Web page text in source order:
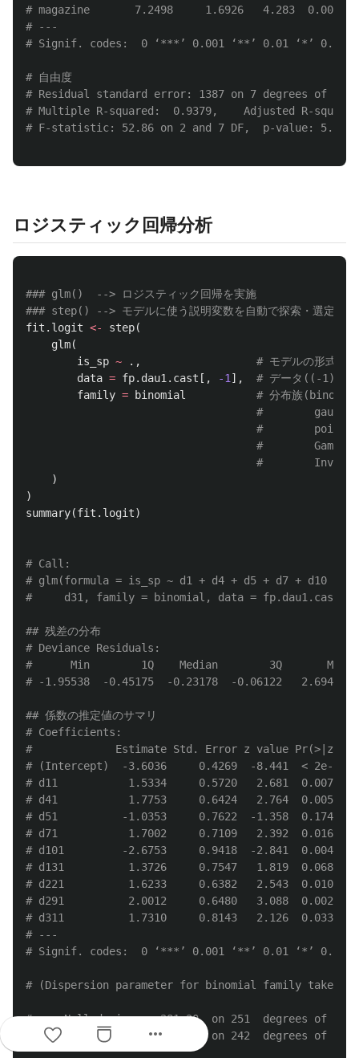
# magazine       7.2498     1.6926   4.283
# ---
# Signif. codes:  0 ‘***’ 0.001 ‘**’ 0.01 ‘*’ 0.05
# 自由度
# Residual standard error: 1387 on 7 degrees of
# Multiple R-squared:  0.9379,    Adjusted R-
# F-statistic: 52.86 on 2 and 7 DF,  p-value:
ロジスティック回帰分析
### glm()  --> ロジスティック回帰を実施
### step() --> モデルに使う説明変数を自動で探索・選定
fit.logit <- step(
glm(
is_sp ~ . ,
# モデルの形式
data = fp.dau1.cast [, -1 ],
# データ((-1)で
family = binomial
# 分布族
#
#
#
#
)
)
summary(fit.logit)
# Call:
# glm(formula = is_sp ~ d1 + d4 + d5 + d7 + d10 +
#     d31, family = binomial, data =
## 残差の分布
# Deviance Residuals:
#      Min        1Q    Median        3Q       Max
# -1.95538  -0.45175  -0.23178  -0.06122   2.69461
## 係数の推定値のサマリ
# Coefficients:
#             Estimate Std. Error z value Pr(>|z|)
# (Intercept)  -3.6036     0.4269  -8.441  < 2e-16
# d11           1.5334     0.5720   2.681  0.00735
# d41           1.7753     0.6424   2.764  0.00572
# d51          -1.0353     0.7622  -1.358  0.17437
# d71           1.7002     0.7109   2.392  0.01678 *
# d101         -2.6753     0.9418  -2.841  0.00450
# d131          1.3726     0.7547   1.819  0.06893 .
# d221          1.6233     0.6382   2.543  0.01098 *
# d291          2.0012     0.6480   3.088  0.00201
# d311          1.7310     0.8143   2.126  0.03352 *
# ---
# Signif. codes:  0 ‘***’ 0.001 ‘**’ 0.01 ‘*’ 0.05
# (Dispersion parameter for binomial family taken
#     Null deviance: 281.20  on 251  degrees of
# Residual deviance: 126.73  on 242  degrees of
more_horiz